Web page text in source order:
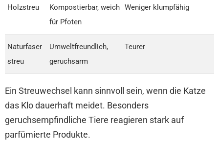
Holzstreu
Kompostierbar, weich
für Pfoten
Weniger klumpfähig
Naturfaser
streu
Umweltfreundlich,
geruchsarm
Teurer
Ein Streuwechsel kann sinnvoll sein, wenn die Katze
das Klo dauerhaft meidet. Besonders
geruchsempfindliche Tiere reagieren stark auf
parfümierte Produkte.